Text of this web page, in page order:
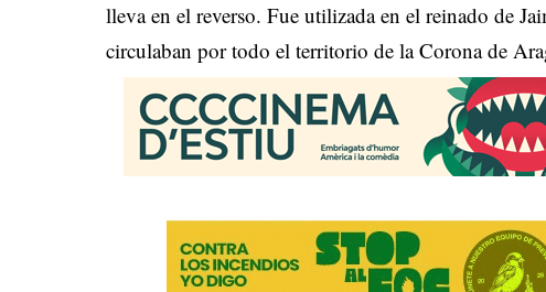
lleva en el reverso. Fue utilizada en el reinado de
circulaban por todo el territorio de la Corona de